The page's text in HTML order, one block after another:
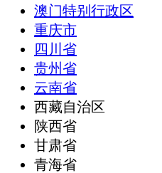
澳门特别行政区
重庆市
四川省
贵州省
云南省
西藏自治区
陕西省
甘肃省
青海省